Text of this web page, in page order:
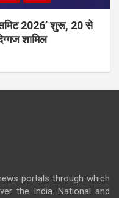
2026’ शुरू, 20 से
शामिल
portals through which
the India. National and